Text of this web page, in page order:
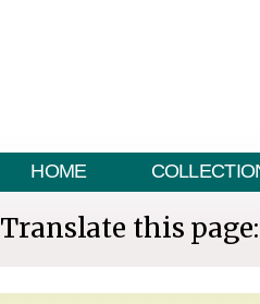
HOME
Translate this page: